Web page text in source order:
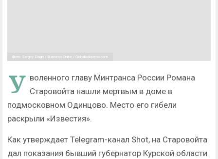
Фото: Sergey Elagin / Business Online / Globallookpress.com
У воленного главу Минтранса России Романа
Старовойта нашли мертвым в доме в
подмосковном Одинцово. Место его гибели
раскрыли «Известия».
Как утверждает Telegram-канал Shot, на Старовойта
дал показания бывший губернатор Курской области